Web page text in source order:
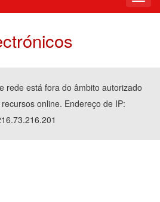
rede está fora do âmbito autorizado
online. Endereço de IP: